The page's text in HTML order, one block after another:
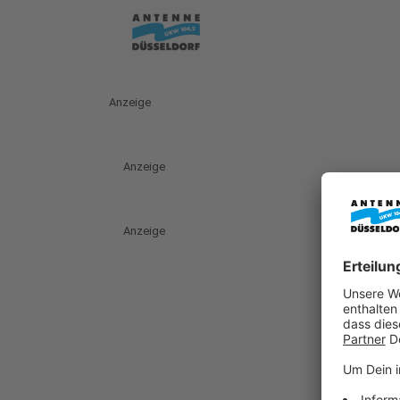
Anzeige
Anzeige
Anzeige